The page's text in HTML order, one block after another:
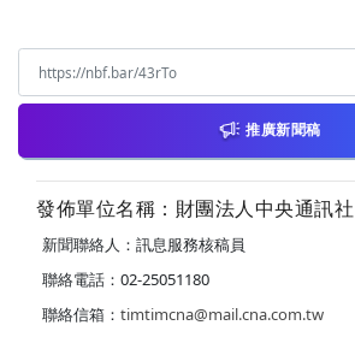
推廣新聞稿
發佈單位名稱：財團法人中央通訊社
新聞聯絡人：訊息服務核稿員
聯絡電話：02-25051180
聯絡信箱： timtimcna@mail.cna.com.tw